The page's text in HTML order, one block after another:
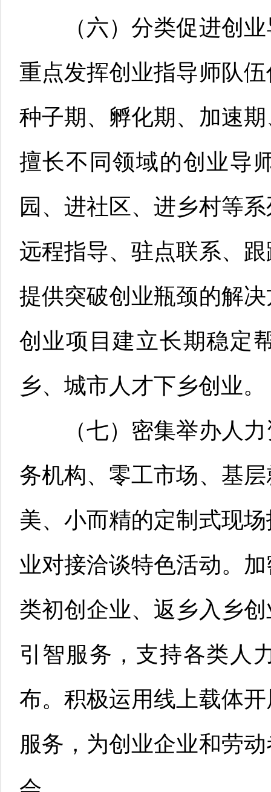
（六）分类促进创
重点发挥创业指导师队
种子期、孵化期、加速
擅长不同领域的创业导
园、进社区、进乡村等
远程指导、驻点联系、
提供突破创业瓶颈的解
创业项目建立长期稳定
乡、城市人才下乡创业。
（七） 密集举办人
务机构、零工市场、基
美、小而精的定制式现
业对接洽谈特色活动。
类初创企业、返乡入乡
引智服务，支持各类人
布。积极运用线上载体
服务，为创业企业和劳